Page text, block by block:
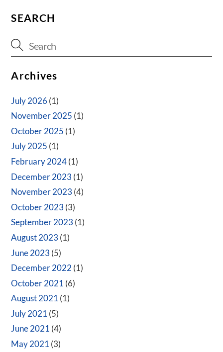
SEARCH
Archives
July 2026 (1)
November 2025 (1)
October 2025 (1)
July 2025 (1)
February 2024(1)
December 2023 (1)
November 2023 (4)
October 2023 (3)
September 2023 (1)
August 2023 (1)
June 2023 (5)
December 2022 (1)
October 2021 (6)
August 2021 (1)
July 2021 (5)
June 2021 (4)
May 2021 (3)